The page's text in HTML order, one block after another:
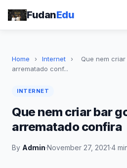
FudanEdu
Home › Internet ›
Que nem
arrematado conf...
INTERNET
Que nem criar bar
arrematado confira
By Admin·November 27, 2021·4